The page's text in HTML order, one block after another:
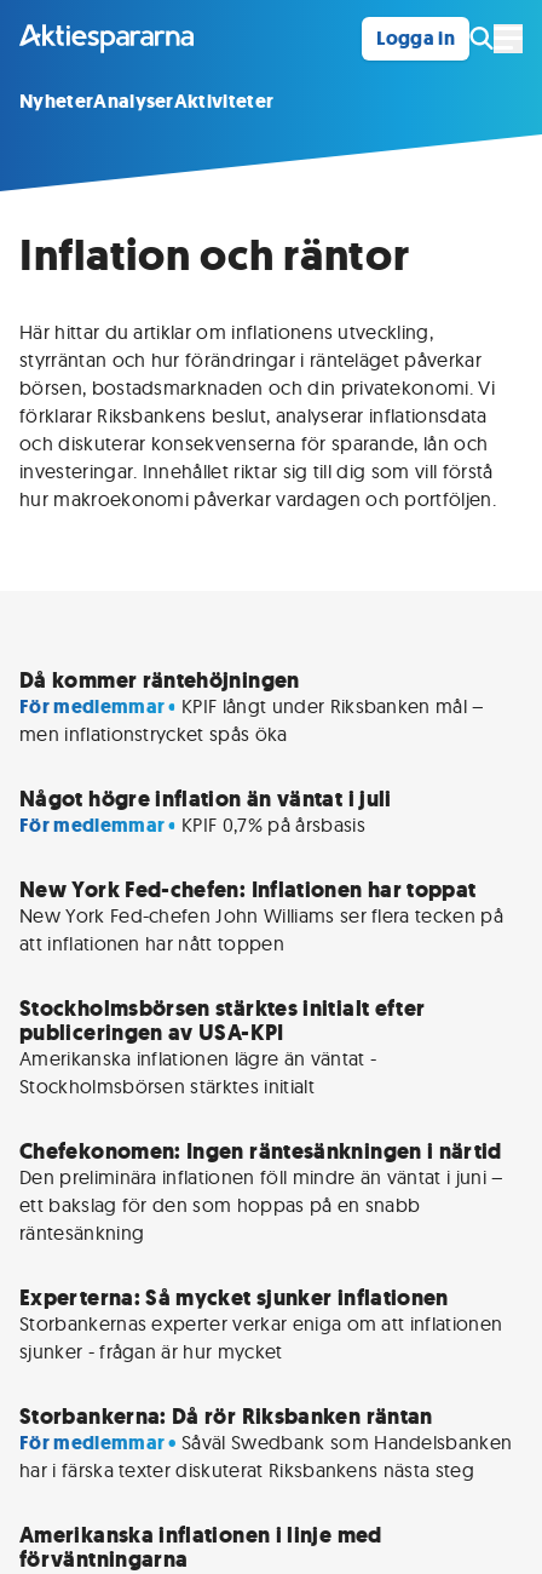
Logga in
NyheterAnalyserAktiviteter
Inflation och räntor
Här hittar du artiklar om inflationens utveckling,
styrräntan och hur förändringar i ränteläget påverkar
börsen, bostadsmarknaden och din privatekonomi. Vi
förklarar Riksbankens beslut, analyserar inflationsdata
och diskuterar konsekvenserna för sparande, lån och
investeringar. Innehållet riktar sig till dig som vill förstå
hur makroekonomi påverkar vardagen och portföljen.
Då kommer räntehöjningen
För medlemmar • KPIF långt under Riksbanken mål –
men inflationstrycket spås öka
Något högre inflation än väntat i juli
För medlemmar • KPIF 0,7% på årsbasis
New York Fed-chefen: Inflationen har toppat
New York Fed-chefen John Williams ser flera tecken på
att inflationen har nått toppen
Stockholmsbörsen stärktes initialt efter
publiceringen av USA-KPI
Amerikanska inflationen lägre än väntat -
Stockholmsbörsen stärktes initialt
Chefekonomen: Ingen räntesänkningen i närtid
Den preliminära inflationen föll mindre än väntat i juni –
ett bakslag för den som hoppas på en snabb
räntesänkning
Experterna: Så mycket sjunker inflationen
Storbankernas experter verkar eniga om att inflationen
sjunker - frågan är hur mycket
Storbankerna: Då rör Riksbanken räntan
För medlemmar • Såväl Swedbank som Handelsbanken
har i färska texter diskuterat Riksbankens nästa steg
Amerikanska inflationen i linje med
förväntningarna